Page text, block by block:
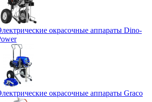
окрасочные аппараты Dino-
окрасочные аппараты Graco